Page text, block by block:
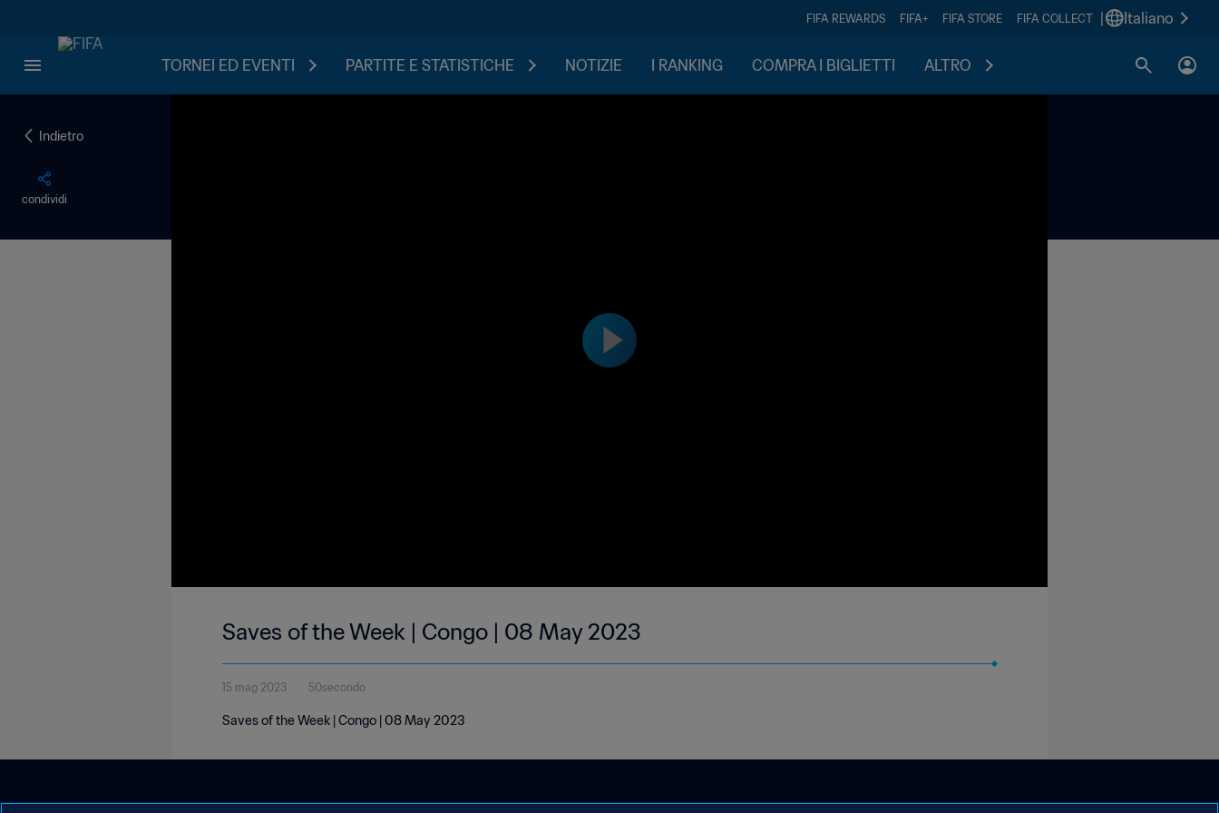
FIFA REWARDS FIFA+ FIFA STORE FIFA COLLECT Italiano
TORNEI ED EVENTI PARTITE E STATISTICHE NOTIZIE I RANKING COMPRA I BIGLIETTI ALTRO
Indietro
condividi
Saves of the Week | Congo | 08 May 2023
15 mag 2023 50secondo
Saves of the Week | Congo | 08 May 2023